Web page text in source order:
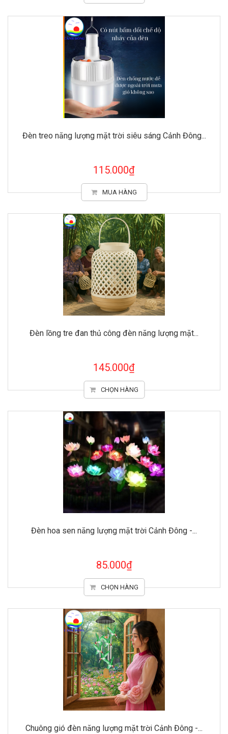
Đèn treo năng lượng mặt trời siêu sáng Cảnh Đông...
115.000₫
MUA HÀNG
Đèn lồng tre đan thủ công đèn năng lượng mặt...
145.000₫
CHỌN HÀNG
Đèn hoa sen năng lượng mặt trời Cảnh Đông -...
85.000₫
CHỌN HÀNG
Chuông gió đèn năng lượng mặt trời Cảnh Đông -...